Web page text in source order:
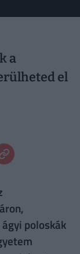
a
el
poloskák